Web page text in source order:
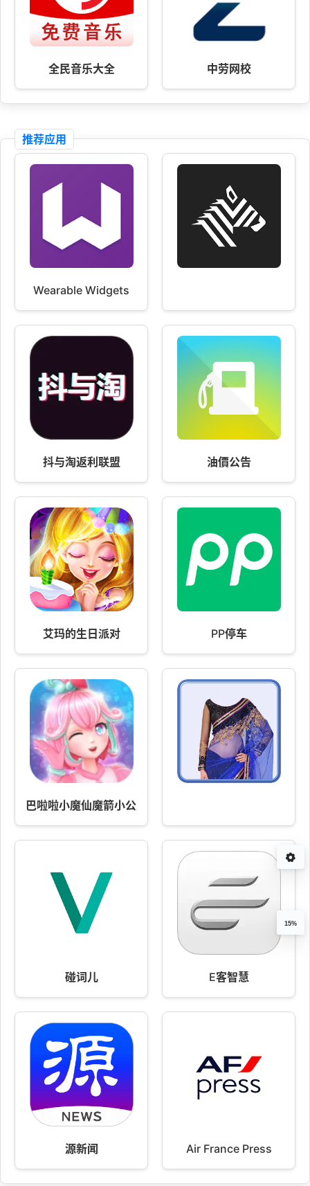
全民音乐大全 中劳网校
推荐应用
Wearable Widgets
抖与淘返利联盟 油價公告
艾玛的生日派对 PP停车
巴啦啦小魔仙魔箭小公主 v3.5.5
碰词儿 E客智慧
源新闻 Air France Press
15%